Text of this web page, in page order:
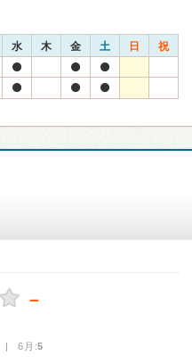
水 木 金 土 日 祝
－
| 6月:5